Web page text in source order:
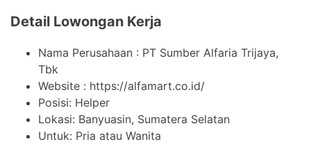
Detail Lowongan Kerja
Nama Perusahaan : PT Sumber Alfaria Trijaya,
Tbk
Website : https://alfamart.co.id/
Posisi: Helper
Lokasi: Banyuasin, Sumatera Selatan
Untuk: Pria atau Wanita